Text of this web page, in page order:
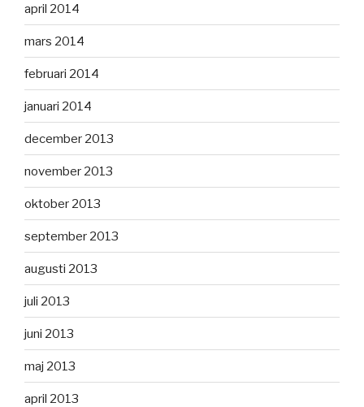
april 2014
mars 2014
februari 2014
januari 2014
december 2013
november 2013
oktober 2013
september 2013
augusti 2013
juli 2013
juni 2013
maj 2013
april 2013